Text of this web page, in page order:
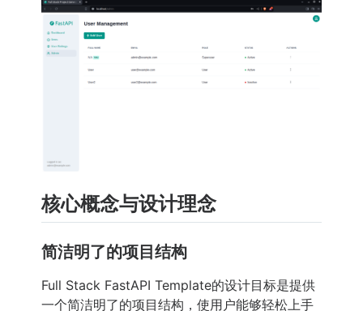
核心概念与设计理念
简洁明了的项目结构
Full Stack FastAPI Template的设计目标是提供
一个简洁明了的项目结构，使用户能够轻松上手